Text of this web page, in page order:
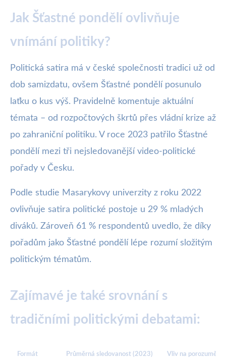
Jak Šťastné pondělí ovlivňuje
vnímání politiky?
Politická satira má v české společnosti tradici už od
dob samizdatu, ovšem Šťastné pondělí posunulo
laťku o kus výš. Pravidelně komentuje aktuální
témata – od rozpočtových škrtů přes vládní krize až
po zahraniční politiku. V roce 2023 patřilo Šťastné
pondělí mezi tři nejsledovanější video-politické
pořady v Česku.
Podle studie Masarykovy univerzity z roku 2022
ovlivňuje satira politické postoje u 29 % mladých
diváků. Zároveň 61 % respondentů uvedlo, že díky
pořadům jako Šťastné pondělí lépe rozumí složitým
politickým tématům.
Zajímavé je také srovnání s
tradičními politickými debatami:
Formát Průměrná sledovanost (2023) Vliv na porozumění